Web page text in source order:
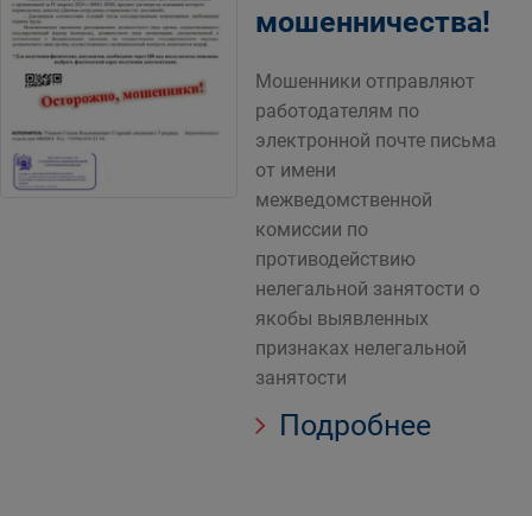
мошенничества!
Мошенники отправляют
работодателям по
электронной почте письма
от имени
межведомственной
комиссии по
противодействию
нелегальной занятости о
якобы выявленных
признаках нелегальной
занятости
Подробнее